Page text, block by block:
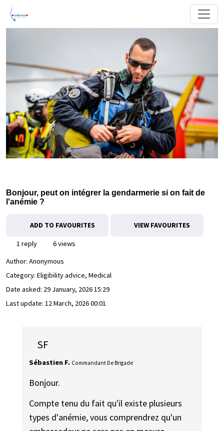
Bonjour, peut on intégrer la gendarmerie si on fait de
l'anémie ?
ADD TO FAVOURITES VIEW FAVOURITES
1 reply
6 views
Author: Anonymous
Category: Eligibility advice, Medical
Date asked: 29 January, 2026 15:29
Last update: 12 March, 2026 00:01
SF
Sébastien F. Commandant De Brigade
Bonjour.
Compte tenu du fait qu'il existe plusieurs
types d'anémie, vous comprendrez qu'un